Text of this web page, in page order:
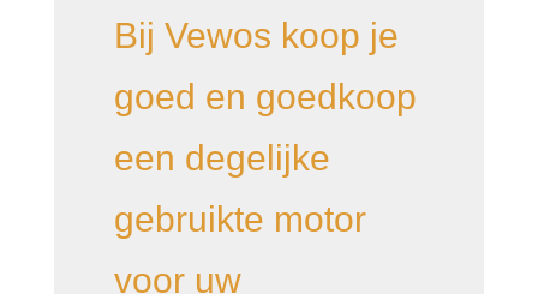
Bij Vewos koop je
goed en goedkoop
een degelijke
gebruikte motor
voor uw